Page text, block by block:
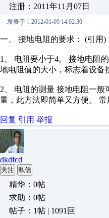
注册：2011年11月07日
发表于：2012-01-09 14:02:30
一、 接地电阻的要求： (引用)
1、 电阻要小于4。 接地电阻
地电阻值的大小，标志着设备
2、 电阻的测量 接地电阻一
量，此方法即简单又方便。
回复 引用 举报
dkdfcd
关注 私信
精华：0帖
求助：0帖
帖子：1帖 | 1091回